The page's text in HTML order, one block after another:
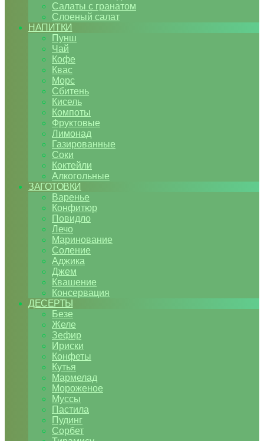
Салаты с гранатом
Слоеный салат
НАПИТКИ
Пунш
Чай
Кофе
Квас
Морс
Сбитень
Кисель
Компоты
Фруктовые
Лимонад
Газированные
Соки
Коктейли
Алкогольные
ЗАГОТОВКИ
Варенье
Конфитюр
Повидло
Лечо
Маринование
Соление
Аджика
Джем
Квашение
Консервация
ДЕСЕРТЫ
Безе
Желе
Зефир
Ириски
Конфеты
Кутья
Мармелад
Мороженое
Муссы
Пастила
Пудинг
Сорбет